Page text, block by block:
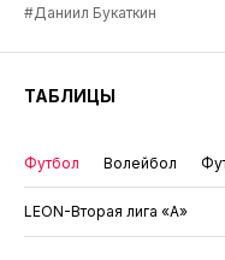
#Даниил Букаткин
ТАБЛИЦЫ
Футбол Волейбол
LEON-Вторая лига «А»